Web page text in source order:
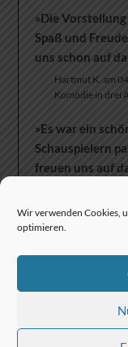
Wir verwenden Cookies,
optimieren.
»Die
Spaß und
uns schon auf
Hartmut K. am
Komödie in drei
»Es war ein
Schauspielern
freuen uns auf
Uwe S. am
Komödie in drei